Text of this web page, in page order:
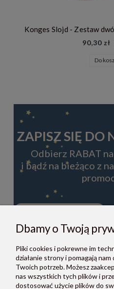
Konges Slojd - Zestaw
90,30 zł
Do
ZAPISZ SIĘ DO
Odbierz RABAT
i bądź na bieżąco z
ZAPISZ SIĘ
Zapisując się do newslettera,
Dbamy o Twoją
Pliki cookies i pokrewne im
działanie strony i pomagają
Twoich potrzeb. Możesz
nas wszystkich tych plików i
dostosować użycie plików do